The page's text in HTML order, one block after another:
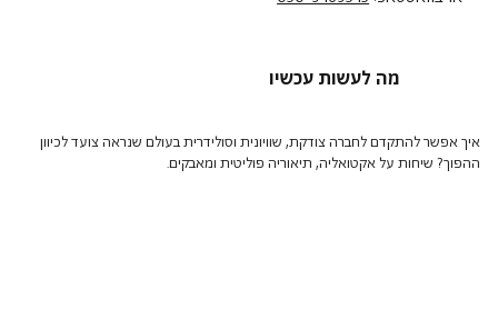
מה לעשות עכשיו
איך אפשר להתקדם לחברה צודקת, שוויונית וסולידרית בעולם שנראה צועד לכיוון
ההפוך? שיחות על אקטואליה, תיאוריה פוליטית ומאבקים.